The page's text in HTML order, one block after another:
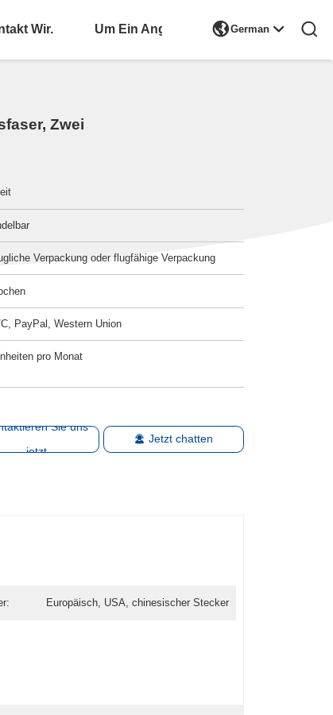
Wir. Bitte Um Ein Angebot German 
Zwei
Verpackung oder flugfähige Verpackung
PayPal, Western Union
pro Monat
Sie uns
jetzt
Jetzt chatten
Europäisch, USA, chinesischer Stecker